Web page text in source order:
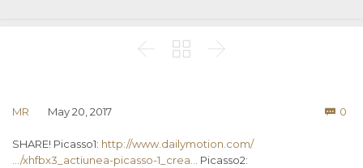
  
MR May 20, 2017  0
SHARE! Picasso1: http://www.dailymotion.com/
…/xhfbx3_actiunea-picasso-1_crea…
Picasso2: